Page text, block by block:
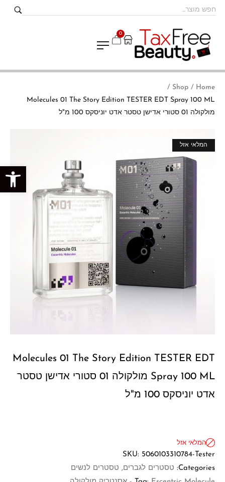
פתח סרגל נגישות
0
Home
/
Shop
/
Molecules 01 The Story Edition TESTER EDT Spray 100 ML
מולקולה 01 סטורי אדישן טסטר אדט יוניסקס 100 מ"ל
המלאי אזל
Molecules 01 The Story Edition TESTER EDT
Spray 100 ML מולקולה 01 סטורי אדישן טסטר
אדט יוניסקס 100 מ"ל
המלאי אזל
SKU: 5060103310784-Tester
Categories:
טסטרים לגברים , טסטרים לנשים